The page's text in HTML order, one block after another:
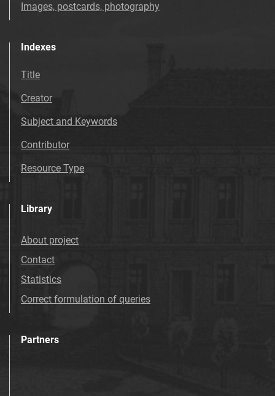
Images, postcards, photography
Indexes
Title
Creator
Subject and Keywords
Contributor
Resource Type
Library
About project
Contact
Statistics
Correct formulation of queries
Partners